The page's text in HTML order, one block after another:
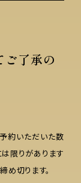
ご了承の
約いただいた数
限りがあります
め切ります。